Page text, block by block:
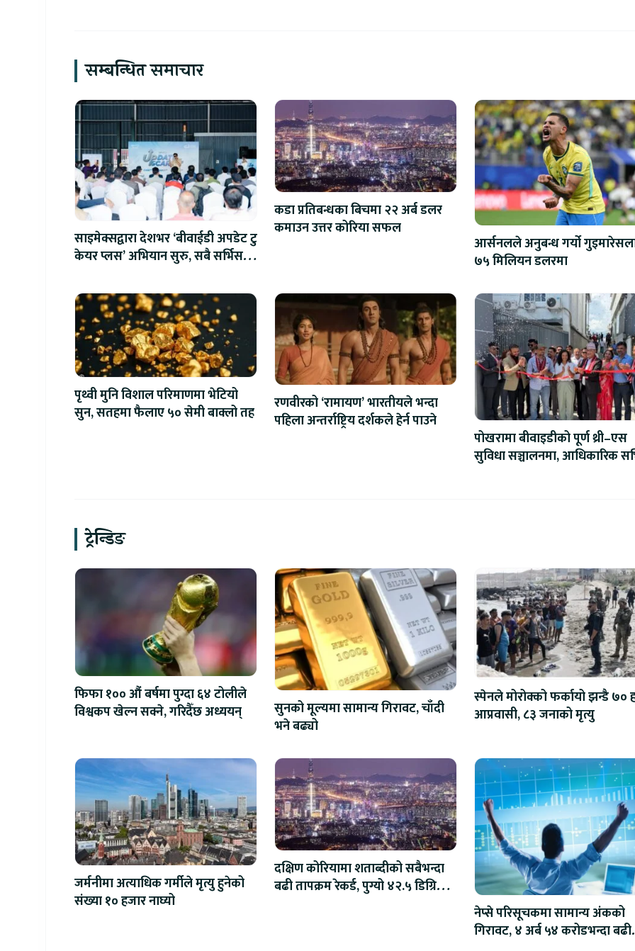
सम्बन्धित समाचार
साइमेक्सद्वारा देशभर ‘बीवाईडी अपडेट टु
केयर प्लस’ अभियान सुरु, सबै सर्भिस
कडा प्रतिबन्धका बिचमा २२ अर्ब डलर
कमाउन उत्तर कोरिया सफल
आर्सनलले अनुबन्ध गर्यो
७५ मिलियन डलरमा
पृथ्वी मुनि विशाल परिमाणमा भेटियो
सुन, सतहमा फैलाए ५० सेमी बाक्लो तह
रणवीरको ‘रामायण’ भारतीयले भन्दा
पहिला अन्तर्राष्ट्रिय दर्शकले हेर्न पाउने
पोखरामा बीवाइडीको पूर्ण थ्री–एस
सुविधा सञ्चालनमा, आधिकारिक
ट्रेन्डिङ
फिफा १०० औं बर्षमा पुग्दा ६४ टोलीले
विश्वकप खेल्न सक्ने, गरिदैँछ अध्ययन्
सुनको मूल्यमा सामान्य गिरावट, चाँदी
भने बढ्यो
स्पेनले मोरोक्को फर्कायो झन्डै ७०
आप्रवासी, ८३ जनाको मृत्यु
जर्मनीमा अत्याधिक गर्मीले मृत्यु हुनेको
संख्या १० हजार नाघ्यो
दक्षिण कोरियामा शताब्दीको सबैभन्दा
बढी तापक्रम रेकर्ड, पुग्यो ४२.५ डिग्रि
नेप्से परिसूचकमा सामान्य अंकको
गिरावट, ४ अर्ब ५४ करोडभन्दा